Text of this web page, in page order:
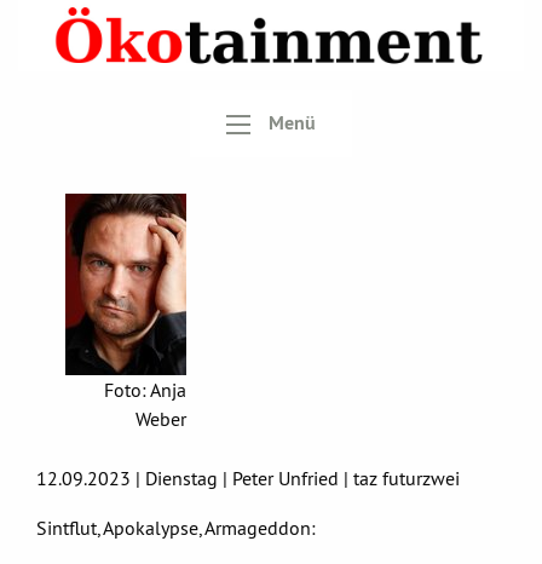
Menü
Foto: Anja
Weber
12.09.2023 | Dienstag | Peter Unfried | taz futurzwei
Sintflut, Apokalypse, Armageddon: